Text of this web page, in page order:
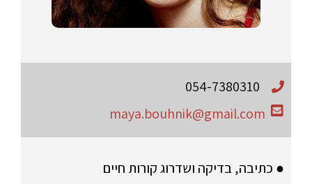
054-7380310
maya.bouhnik@gmail.com
● כתיבה, בדיקה ושדרוג קורות חיים